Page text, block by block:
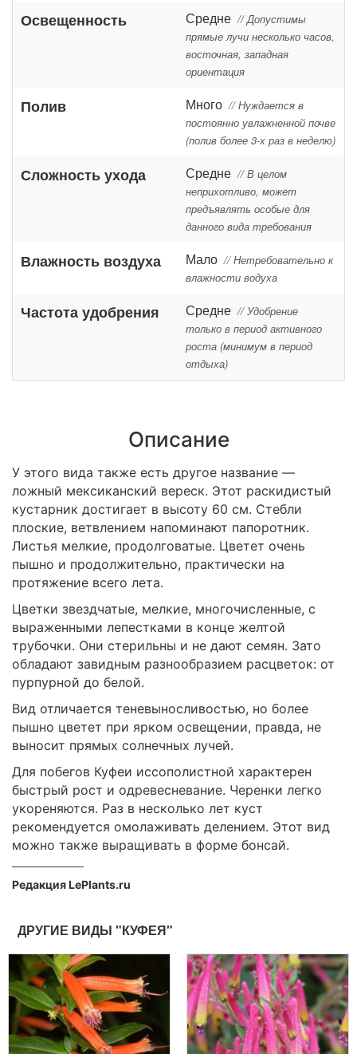
Освещенность Средне // Допустимы
прямые лучи несколько часов,
восточная, западная
ориентация
Полив Много // Нуждается в
постоянно увлажненной почве
(полив более 3-х раз в неделю)
Сложность ухода Средне // В целом
неприхотливо, может
предъявлять особые для
данного вида требования
Влажность воздуха Мало // Нетребовательно к
влажности водуха
Частота удобрения Средне // Удобрение
только в период активного
роста (минимум в период
отдыха)
Описание
У этого вида также есть другое название ―
ложный мексиканский вереск. Этот раскидистый
кустарник достигает в высоту 60 см. Стебли
плоские, ветвлением напоминают папоротник.
Листья мелкие, продолговатые. Цветет очень
пышно и продолжительно, практически на
протяжение всего лета.
Цветки звездчатые, мелкие, многочисленные, с
выраженными лепестками в конце желтой
трубочки. Они стерильны и не дают семян. Зато
обладают завидным разнообразием расцветок: от
пурпурной до белой.
Вид отличается теневыносливостью, но более
пышно цветет при ярком освещении, правда, не
выносит прямых солнечных лучей.
Для побегов Куфеи иссополистной характерен
быстрый рост и одревесневание. Черенки легко
укореняются. Раз в несколько лет куст
рекомендуется омолаживать делением. Этот вид
можно также выращивать в форме бонсай.
Редакция LePlants.ru
ДРУГИЕ ВИДЫ "КУФЕЯ"